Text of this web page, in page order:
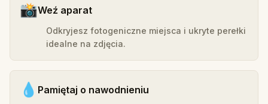
📸Weź aparat
Odkryjesz fotogeniczne miejsca i ukryte perełki
idealne na zdjęcia.
💧 Pamiętaj o nawodnieniu